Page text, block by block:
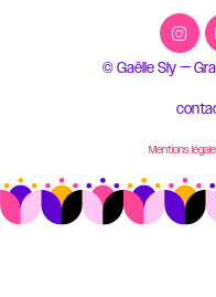
© Gaëlle Sly —
Mentions